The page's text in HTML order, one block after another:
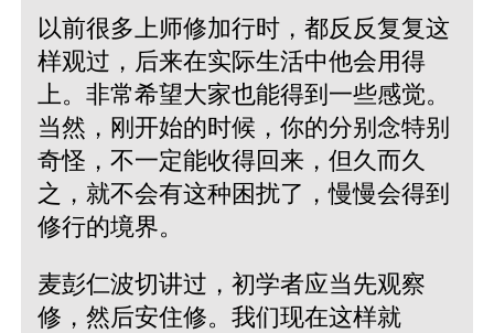
以前很多上师修加行时，都反反复复这
样观过，后来在实际生活中他会用得
上。非常希望大家也能得到一些感觉。
当然，刚开始的时候，你的分别念特别
奇怪，不一定能收得回来，但久而久
之，就不会有这种困扰了，慢慢会得到
修行的境界。
麦彭仁波切讲过，初学者应当先观察
修，然后安住修。我们现在这样就